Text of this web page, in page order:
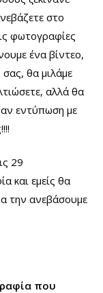
στο
φωτογραφίες
ένα βίντεο,
σας, θα μιλάμε
αλλά θα
εντύπωση με
29
και εμείς θα
την ανεβάσουμε
που